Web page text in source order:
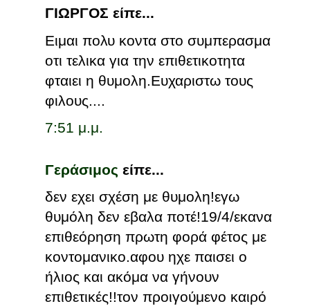
ΓΙΩΡΓΟΣ είπε...
Ειμαι πολυ κοντα στο συμπερασμα
οτι τελικα για την επιθετικοτητα
φταιει η θυμολη.Ευχαριστω τους
φιλους....
7:51 μ.μ.
Γεράσιμος είπε...
δεν εχει σχέση με θυμολη!εγω
θυμόλη δεν εβαλα ποτέ!19/4/εκανα
επιθεόρηση πρωτη φορά φέτος με
κοντομανικο.αφου ηχε παισει ο
ήλιος και ακόμα να γήνουν
επιθετικές!!τον προιγούμενο καιρό